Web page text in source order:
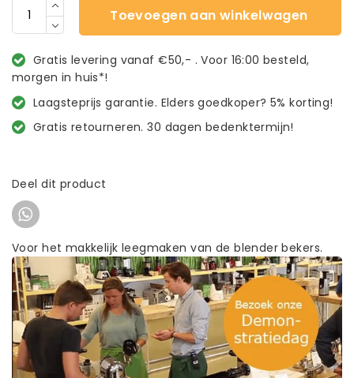
Toevoegen aan winkelwagen
Gratis levering vanaf €50,- . Voor 16:00 besteld,
morgen in huis*!
Laagsteprijs garantie. Elders goedkoper? 5% korting!
Gratis retourneren. 30 dagen bedenktermijn!
Deel dit product
Voor het makkelijk leegmaken van de blender bekers.